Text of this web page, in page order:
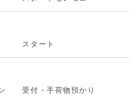
スタート
ン 受付・手荷物預かり